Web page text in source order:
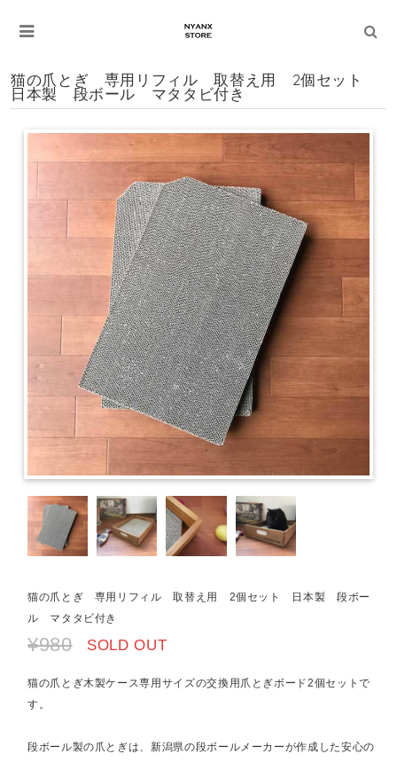
猫の爪とぎ 専用リフィル 取替え用 2個セット
日本製 段ボール マタタビ付き
猫の爪とぎ 専用リフィル 取替え用 2個セット 日本製 段ボー
ル マタタビ付き
¥980 SOLD OUT
猫の爪とぎ木製ケース専用サイズの交換用爪とぎボード2個セットで
す。
段ボール製の爪とぎは、新潟県の段ボールメーカーが作成した安心の